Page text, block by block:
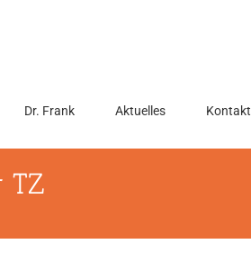
Dr. Frank Aktuelles Kontakt
TZ